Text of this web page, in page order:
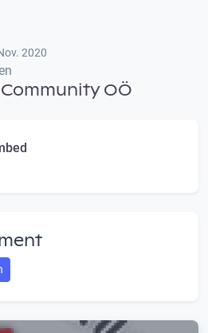
2020
OÖ